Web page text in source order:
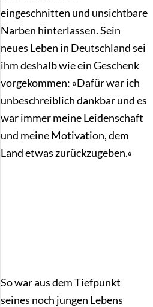
eingeschnitten und unsichtbare
Narben hinterlassen. Sein
neues Leben in Deutschland sei
ihm deshalb wie ein Geschenk
vorgekommen: »Dafür war ich
unbeschreiblich dankbar und es
war immer meine Leidenschaft
und meine Motivation, dem
Land etwas zurückzugeben.«
So war aus dem Tiefpunkt
seines noch jungen Lebens